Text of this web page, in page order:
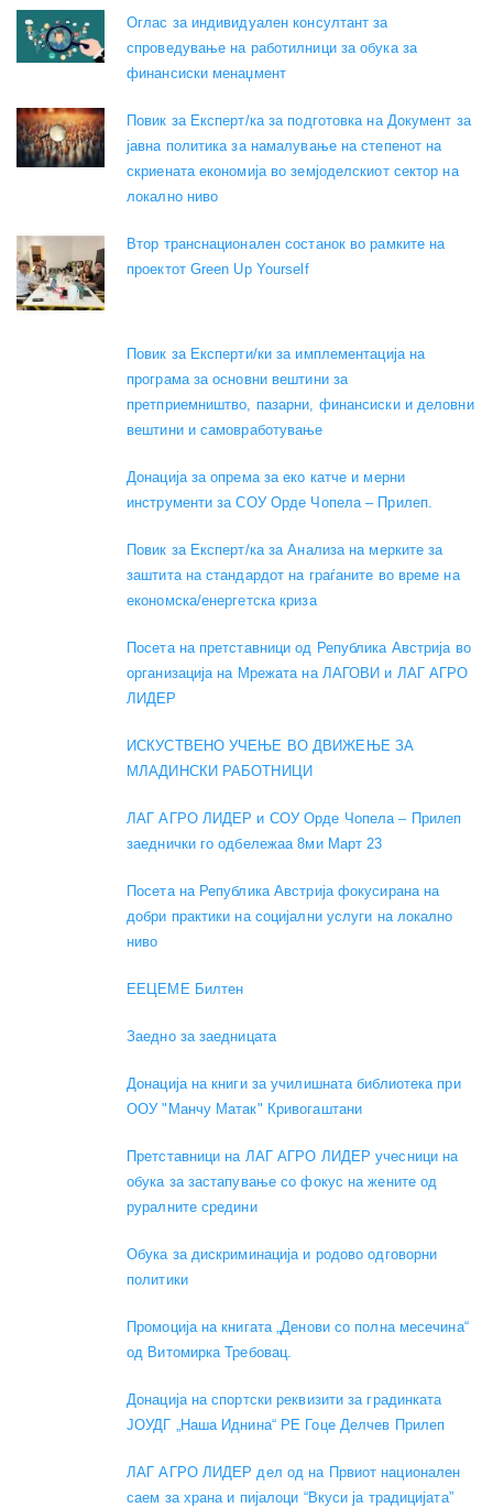
Оглас за индивидуален консултант за
спроведување на работилници за обука за
финансиски менаџмент
Повик за Експерт/ка за подготовка на Документ за
јавна политика за намалување на степенот на
скриената економија во земјоделскиот сектор на
локално ниво
Втор транснационален состанок во рамките на
проектот Green Up Yourself
Повик за Експерти/ки за имплементација на
програма за основни вештини за
претприемништво, пазарни, финансиски и деловни
вештини и самовработување
Донација за опрема за еко катче и мерни
инструменти за СОУ Орде Чопела – Прилеп.
Повик за Експерт/ка за Анализа на мерките за
заштита на стандардот на граѓаните во време на
економска/енергетска криза
Посета на претставници од Република Австрија во
организација на Мрежата на ЛАГОВИ и ЛАГ АГРО
ЛИДЕР
ИСКУСТВЕНО УЧЕЊЕ ВО ДВИЖЕЊЕ ЗА
МЛАДИНСКИ РАБОТНИЦИ
ЛАГ АГРО ЛИДЕР и СОУ Орде Чопела – Прилеп
заеднички го одбележаа 8ми Март 23
Посета на Република Австрија фокусирана на
добри практики на социјални услуги на локално
ниво
EEЦЕМЕ Билтен
Заедно за заедницата
Донација на книги за училишната библиотека при
ООУ "Манчу Матак" Кривогаштани
Претставници на ЛАГ АГРО ЛИДЕР учесници на
обука за застапување со фокус на жените од
руралните средини
Обука за дискриминација и родово одговорни
политики
Промоција на книгата „Денови со полна месечина“
од Витомирка Требовац.
Донација на спортски реквизити за градинката
ЈОУДГ „Наша Иднина“ РЕ Гоце Делчев Прилеп
ЛАГ АГРО ЛИДЕР дел од на Првиот национален
саем за храна и пијалоци “Вкуси ја традицијата”